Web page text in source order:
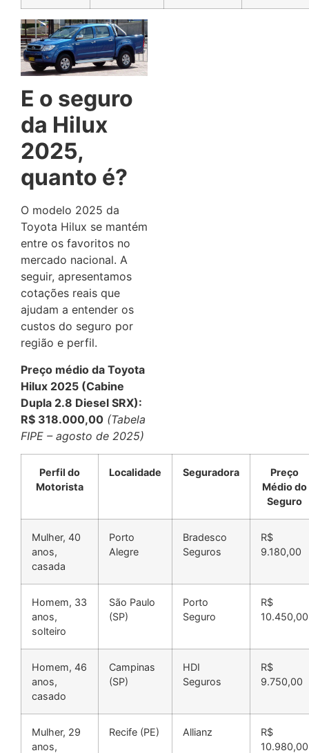
E o seguro
da Hilux
2025,
quanto é?
O modelo 2025 da
Toyota Hilux se mantém
entre os favoritos no
mercado nacional. A
seguir, apresentamos
cotações reais que
ajudam a entender os
custos do seguro por
região e perfil.
Preço médio da Toyota
Hilux 2025 (Cabine
Dupla 2.8 Diesel SRX):
R$ 318.000,00 (Tabela
FIPE – agosto de 2025)
Perfil do
Motorista
Localidade Seguradora
Preço
Médio do
Seguro
Mulher, 40
anos,
casada
Porto
Alegre
Bradesco
Seguros
R$
9.180,00
Homem, 33
anos,
solteiro
São Paulo
(SP)
Porto
Seguro
R$
10.450,00
Homem, 46
anos,
casado
Campinas
(SP)
HDI
Seguros
R$
9.750,00
Mulher, 29
anos,
Recife (PE) Allianz
R$
10.980,00